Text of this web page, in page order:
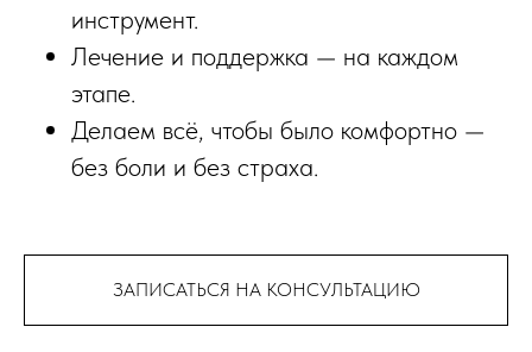
инструмент.
Лечение и поддержка — на каждом
этапе.
Делаем всё, чтобы было комфортно —
без боли и без страха.
ЗАПИСАТЬСЯ НА КОНСУЛЬТАЦИЮ